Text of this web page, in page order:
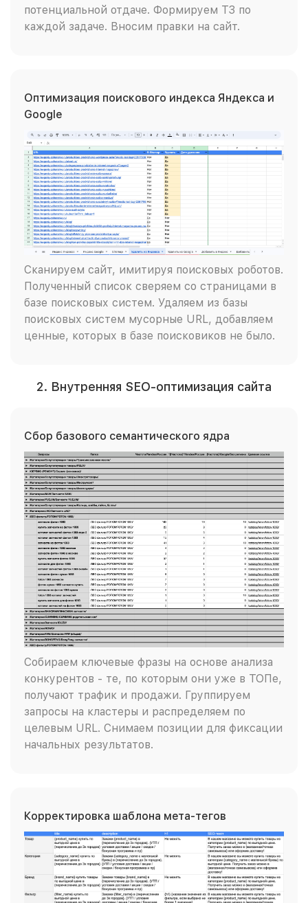
потенциальной отдаче. Формируем ТЗ по
каждой задаче. Вносим правки на сайт.
Оптимизация поискового индекса Яндекса и
Google
Сканируем сайт, имитируя поисковых роботов.
Полученный список сверяем со страницами в
базе поисковых систем. Удаляем из базы
поисковых систем мусорные URL, добавляем
ценные, которых в базе поисковиков не было.
2. Внутренняя SEO-оптимизация сайта
Сбор базового семантического ядра
Собираем ключевые фразы на основе анализа
конкурентов - те, по которым они уже в ТОПе,
получают трафик и продажи. Группируем
запросы на кластеры и распределяем по
целевым URL. Снимаем позиции для фиксации
начальных результатов.
Корректировка шаблона мета-тегов